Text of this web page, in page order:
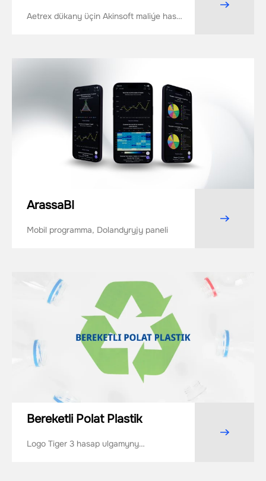
Aetrex dükany üçin Akinsoft maliýe hasap
ArassaBI
Mobil programma, Dolandyryjy paneli
Bereketli Polat Plastik
Logo Tiger 3 hasap ulgamyny